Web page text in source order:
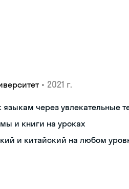
• 2021 г.
через увлекательные
и книги на уроках
и китайский на любом